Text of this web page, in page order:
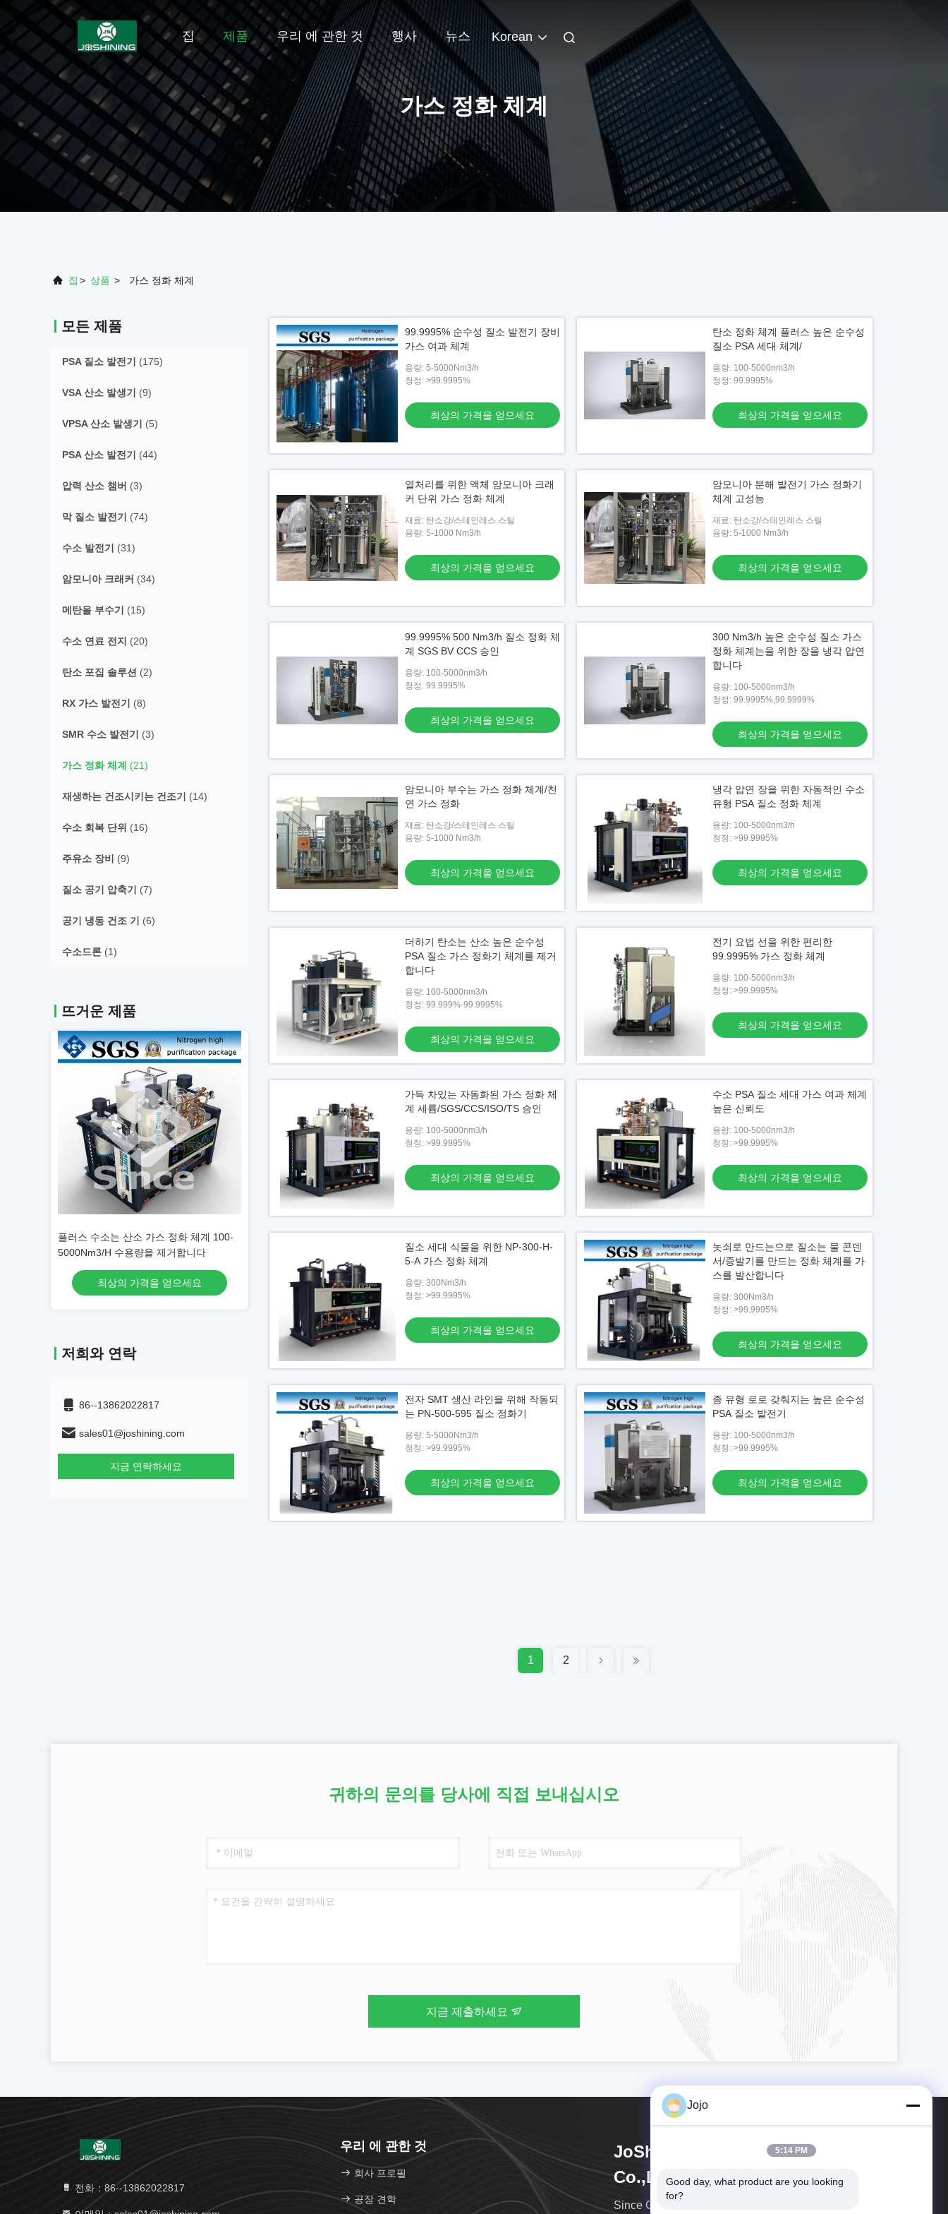
집 제품 우리 에 관한 것 행사 뉴스 Korean
가스 정화 체계
집 > 상품 > 가스 정화 체계
모든 제품
PSA 질소 발전기 (175)
VSA 산소 발생기 (9)
VPSA 산소 발생기 (5)
PSA 산소 발전기 (44)
압력 산소 챔버 (3)
막 질소 발전기 (74)
수소 발전기 (31)
암모니아 크래커 (34)
메탄올 부수기 (15)
수소 연료 전지 (20)
탄소 포집 솔루션 (2)
RX 가스 발전기 (8)
SMR 수소 발전기 (3)
가스 정화 체계 (21)
재생하는 건조시키는 건조기 (14)
수소 회복 단위 (16)
주유소 장비 (9)
질소 공기 압축기 (7)
공기 냉동 건조 기 (6)
수소드론 (1)
뜨거운 제품
능률 높은 순수성 99.9995% PSA 질소 발
전기 정화기 높이
최상의 가격을 얻으세요 최상의 가격을 얻으세요
저희와 연락
86--13862022817
sales01@joshining.com
지금 연락하세요
99.9995% 순수성 질소 발전기 장비
가스 여과 체계
용량: 5-5000Nm3/h
청정: >99.9995%
최상의 가격을 얻으세요
탄소 정화 체계 플러스 높은 순수성
질소 PSA 세대 체계/
용량: 100-5000nm3/h
청정: 99.9995%
최상의 가격을 얻으세요
열처리를 위한 액체 암모니아 크래
커 단위 가스 정화 체계
재료: 탄소강/스테인레스 스틸
용량: 5-1000 Nm3/h
최상의 가격을 얻으세요
암모니아 분해 발전기 가스 정화기
체계 고성능
재료: 탄소강/스테인레스 스틸
용량: 5-1000 Nm3/h
최상의 가격을 얻으세요
99.9995% 500 Nm3/h 질소 정화 체
계 SGS BV CCS 승인
용량: 100-5000nm3/h
청정: 99.9995%
최상의 가격을 얻으세요
300 Nm3/h 높은 순수성 질소 가스
정화 체계는을 위한 장을 냉각 압연
합니다
용량: 100-5000nm3/h
청정: 99.9995%,99.9999%
최상의 가격을 얻으세요
암모니아 부수는 가스 정화 체계/천
연 가스 정화
재료: 탄소강/스테인레스 스틸
용량: 5-1000 Nm3/h
최상의 가격을 얻으세요
냉각 압연 장을 위한 자동적인 수소
유형 PSA 질소 정화 체계
용량: 100-5000nm3/h
청정: >99.9995%
최상의 가격을 얻으세요
더하기 탄소는 산소 높은 순수성
PSA 질소 가스 정화기 체계를 제거
합니다
용량: 100-5000nm3/h
청정: 99.999%-99.9995%
최상의 가격을 얻으세요
전기 요법 선을 위한 편리한
99.9995% 가스 정화 체계
용량: 100-5000nm3/h
청정: >99.9995%
최상의 가격을 얻으세요
가득 차있는 자동화된 가스 정화 체
계 세륨/SGS/CCS/ISO/TS 승인
용량: 100-5000nm3/h
청정: >99.9995%
최상의 가격을 얻으세요
수소 PSA 질소 세대 가스 여과 체계
높은 신뢰도
용량: 100-5000nm3/h
청정: >99.9995%
최상의 가격을 얻으세요
질소 세대 식물을 위한 NP-300-H-
5-A 가스 정화 체계
용량: 300Nm3/h
청정: >99.9995%
최상의 가격을 얻으세요
놋쇠로 만드는으로 질소는 물 콘덴
서/증발기를 만드는 정화 체계를 가
스를 발산합니다
용량: 300Nm3/h
청정: >99.9995%
최상의 가격을 얻으세요
전자 SMT 생산 라인을 위해 작동되
는 PN-500-595 질소 정화기
용량: 5-5000Nm3/h
청정: >99.9995%
최상의 가격을 얻으세요
종 유형 로로 갖춰지는 높은 순수성
PSA 질소 발전기
용량: 100-5000nm3/h
청정: >99.9995%
최상의 가격을 얻으세요
1 2
귀하의 문의를 당사에 직접 보내십시오
지금 제출하세요
전화：86--13862022817
우리 에 관한 것
회사 프로필
공장 견학
JoShining Energy & Technology
Co.,Ltd
Since Gas는 가스 장비 산업의 선도적인 글로벌 통합 기
Jojo
5:14 PM
Good day, what product are you looking
for?